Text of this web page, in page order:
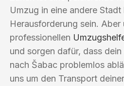
Umzug in eine andere
Herausforderung sein. Aber
professionellen
und sorgen dafür, dass
nach Šabac problemlos
uns um den Transport